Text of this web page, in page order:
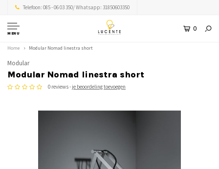
Telefoon: 085 - 06 03 350/ Whatsapp: 31850603350
MENU
0
Home Modular Nomad linestra short
Modular
Modular Nomad linestra short
0 reviews - je beoordeling toevoegen